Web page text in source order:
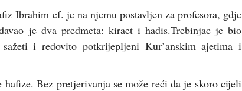
Ibrahim ef. je na njemu postavljen za profesora, gdje
je dva predmeta: kiraet i hadis.Trebinjac je bio
i redovito potkrijepljeni Kur’anskim ajetima i
Bez pretjerivanja se može reći da je skoro cijeli